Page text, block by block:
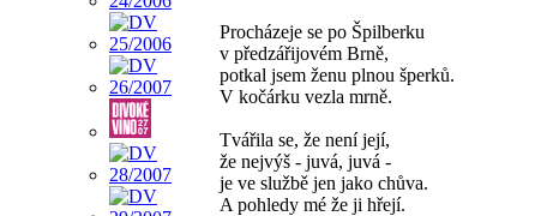
Procházeje se po Špilberku
v předzářijovém Brně,
potkal jsem ženu plnou šperků.
V kočárku vezla mrně.
Tvářila se, že není její,
že nejvýš - juvá, juvá -
je ve službě jen jako chůva.
A pohledy mé že ji hřejí.